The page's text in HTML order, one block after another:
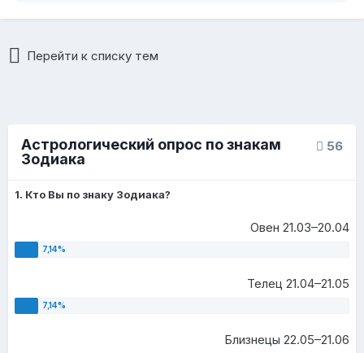
Перейти к списку тем
56
Астрологический опрос по знакам
Зодиака
1. Кто Вы по знаку Зодиака?
Овен 21.03–20.04
Телец 21.04–21.05
Близнецы 22.05–21.06